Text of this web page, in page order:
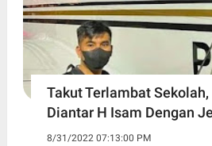
Takut Terlambat
Diantar H Isam Dengan
8/31/2022 07:13:00 PM